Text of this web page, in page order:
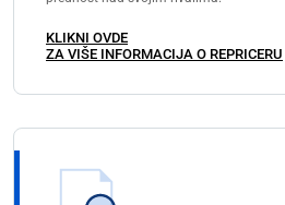
KLIKNI OVDE
ZA VIŠE INFORMACIJA O REPRICERU